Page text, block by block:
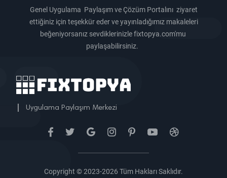
Genel Uygulama Paylaşım ve Çözüm Portalını ziyaret
ettiğiniz için teşekkür eder ve yayınladığımız makaleleri
beğeniyorsanız sevdiklerinizle fixtopya.com'mu
paylaşabilirsiniz.
Uygulama Paylaşım Merkezi
Copyright © 2023-2026 Tüm Hakları Saklıdır.